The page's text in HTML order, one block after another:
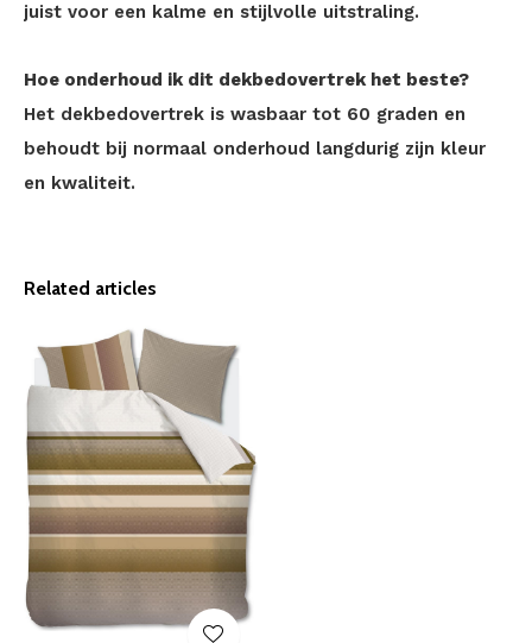
juist voor een kalme en stijlvolle uitstraling.
Hoe onderhoud ik dit dekbedovertrek het beste?
Het dekbedovertrek is wasbaar tot 60 graden en
behoudt bij normaal onderhoud langdurig zijn kleur
en kwaliteit.
Related articles